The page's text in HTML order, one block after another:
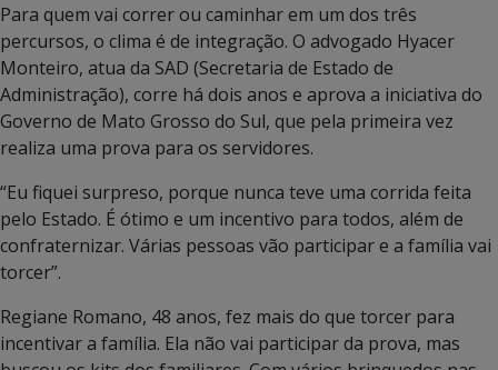
Para quem vai correr ou caminhar em um dos três
percursos, o clima é de integração. O advogado Hyacer
Monteiro, atua da SAD (Secretaria de Estado de
Administração), corre há dois anos e aprova a iniciativa do
Governo de Mato Grosso do Sul, que pela primeira vez
realiza uma prova para os servidores.
“Eu fiquei surpreso, porque nunca teve uma corrida feita
pelo Estado. É ótimo e um incentivo para todos, além de
confraternizar. Várias pessoas vão participar e a família vai
torcer”.
Regiane Romano, 48 anos, fez mais do que torcer para
incentivar a família. Ela não vai participar da prova, mas